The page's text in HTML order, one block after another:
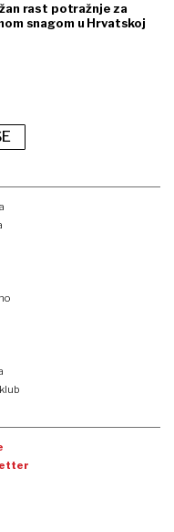
rast potražnje za
snagom u Hrvatskoj